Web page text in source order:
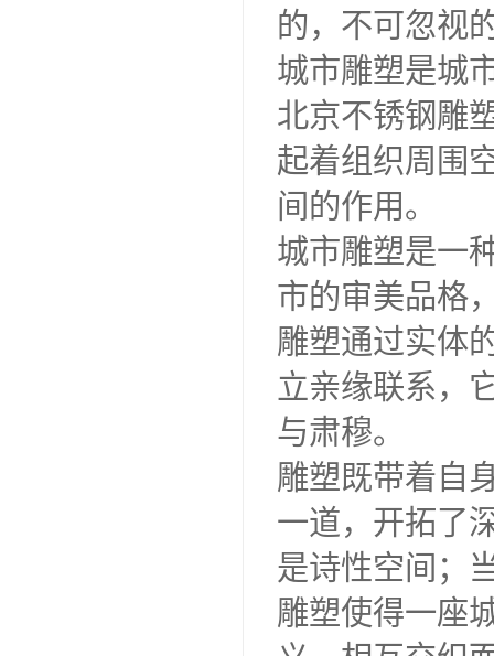
的，不可忽视
城市雕塑是城
北京不锈钢雕
起着组织周围
间的作用。
城市雕塑是一
市的审美品格
雕塑通过实体
立亲缘联系，
与肃穆。
雕塑既带着自
一道，开拓了
是诗性空间；
雕塑使得一座